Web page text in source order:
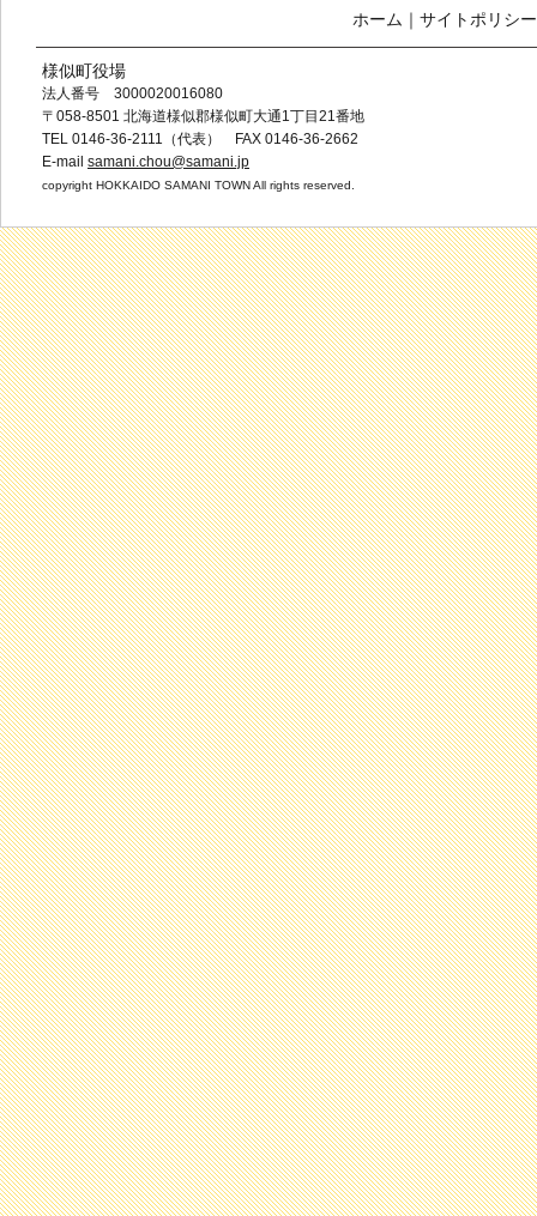
ホーム ｜ サイトポリシー
様似町役場
法人番号 3000020016080
〒058-8501 北海道様似郡様似町大通1丁目21番地
TEL 0146-36-2111（代表） FAX 0146-36-2662
E-mail samani.chou@samani.jp
copyright HOKKAIDO SAMANI TOWN All rights reserved.